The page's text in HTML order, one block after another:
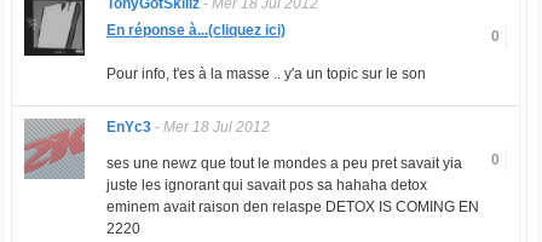
TonyGotSkillz- Mer 18 Jul 2012
0
En réponse à...(cliquez ici)
Pour info, t'es à la masse .. y'a un topic sur le son
EnYc3- Mer 18 Jul 2012
0
ses une newz que tout le mondes a peu pret savait yia
juste les ignorant qui savait pos sa hahaha detox
eminem avait raison den relaspe DETOX IS COMING EN
2220